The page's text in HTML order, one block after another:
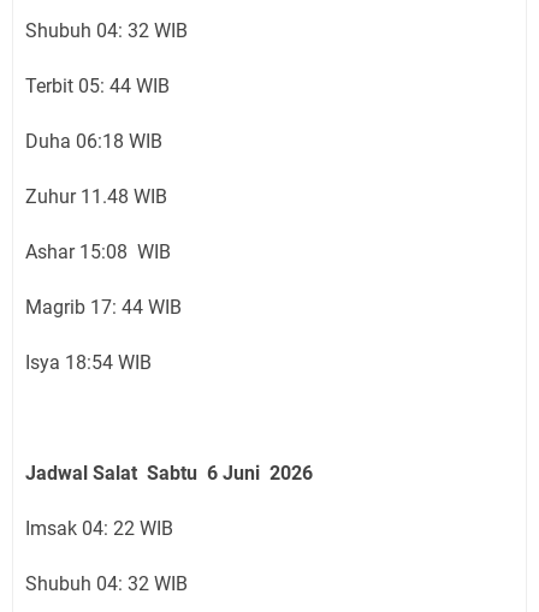
Shubuh 04: 32 WIB
Terbit 05: 44 WIB
Duha 06:18 WIB
Zuhur 11.48 WIB
Ashar 15:08 WIB
Magrib 17: 44 WIB
Isya 18:54 WIB
Jadwal Salat Sabtu 6 Juni 2026
Imsak 04: 22 WIB
Shubuh 04: 32 WIB